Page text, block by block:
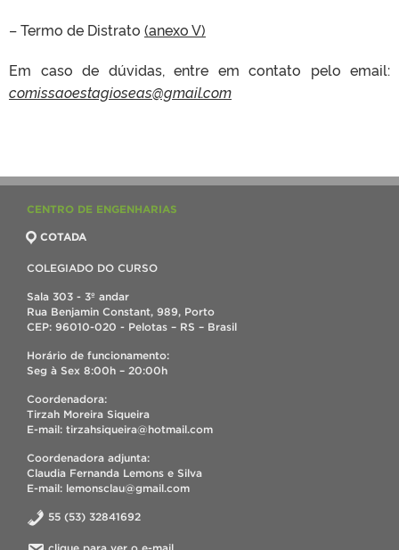
– Termo de Distrato (anexo V)
Em caso de dúvidas, entre em contato pelo email:
comissaoestagioseas@gmail.com
CENTRO DE ENGENHARIAS
COTADA
COLEGIADO DO CURSO
Sala 303 - 3º andar
Rua Benjamin Constant, 989, Porto
CEP: 96010-020 - Pelotas – RS – Brasil
Horário de funcionamento:
Seg à Sex 8:00h – 20:00h
Coordenadora:
Tirzah Moreira Siqueira
E-mail: tirzahsiqueira@hotmail.com
Coordenadora adjunta:
Claudia Fernanda Lemons e Silva
E-mail: lemonsclau@gmail.com
55 (53) 32841692
clique para ver o e-mail